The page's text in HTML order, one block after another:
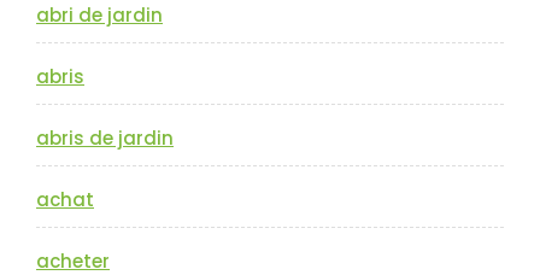
abri de jardin
abris
abris de jardin
achat
acheter